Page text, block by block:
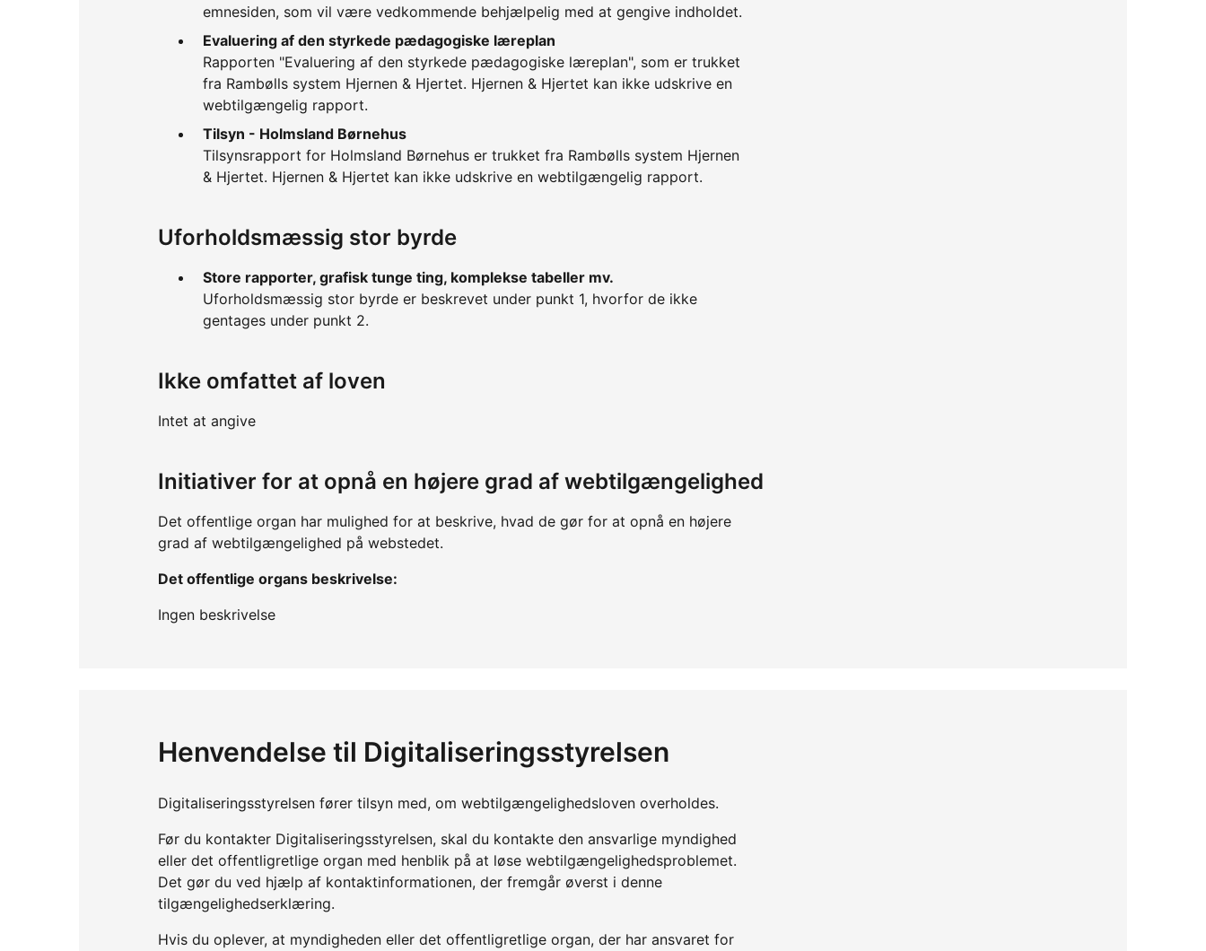
emnesiden, som vil være vedkommende behjælpelig med at gengive indholdet.
Evaluering af den styrkede pædagogiske læreplan
Rapporten "Evaluering af den styrkede pædagogiske læreplan", som er trukket
fra Rambølls system Hjernen & Hjertet. Hjernen & Hjertet kan ikke udskrive en
webtilgængelig rapport.
Tilsyn - Holmsland Børnehus
Tilsynsrapport for Holmsland Børnehus er trukket fra Rambølls system Hjernen
& Hjertet. Hjernen & Hjertet kan ikke udskrive en webtilgængelig rapport.
Uforholdsmæssig stor byrde
Store rapporter, grafisk tunge ting, komplekse tabeller mv.
Uforholdsmæssig stor byrde er beskrevet under punkt 1, hvorfor de ikke
gentages under punkt 2.
Ikke omfattet af loven
Intet at angive
Initiativer for at opnå en højere grad af webtilgængelighed
Det offentlige organ har mulighed for at beskrive, hvad de gør for at opnå en højere
grad af webtilgængelighed på webstedet.
Det offentlige organs beskrivelse:
Ingen beskrivelse
Henvendelse til Digitaliseringsstyrelsen
Digitaliseringsstyrelsen fører tilsyn med, om webtilgængelighedsloven overholdes.
Før du kontakter Digitaliseringsstyrelsen, skal du kontakte den ansvarlige myndighed
eller det offentligretlige organ med henblik på at løse webtilgængelighedsproblemet.
Det gør du ved hjælp af kontaktinformationen, der fremgår øverst i denne
tilgængelighedserklæring.
Hvis du oplever, at myndigheden eller det offentligretlige organ, der har ansvaret for